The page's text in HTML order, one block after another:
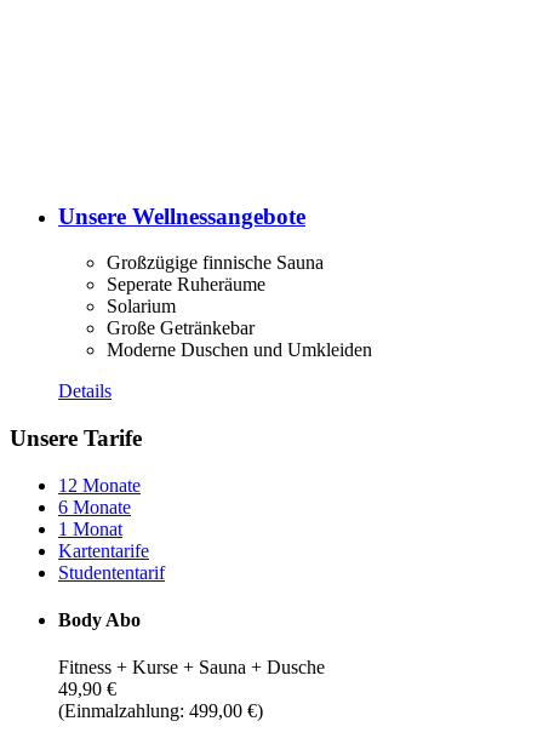
Unsere Wellnessangebote
Großzügige finnische Sauna
Seperate Ruheräume
Solarium
Große Getränkebar
Moderne Duschen und Umkleiden
Details
Unsere Tarife
12 Monate
6 Monate
1 Monat
Kartentarife
Studententarif
Body Abo
Fitness + Kurse + Sauna + Dusche
49,90 €
(Einmalzahlung: 499,00 €)